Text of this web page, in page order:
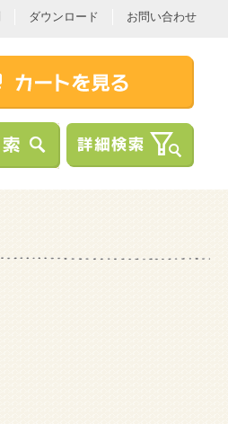
ダウンロード お問い合わせ